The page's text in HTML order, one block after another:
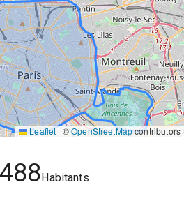
Leaflet| ©OpenStreetMapcontributors
Habitants